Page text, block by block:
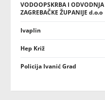
VODOOPSKRBA I ODVODNJA
ZAGREBAČKE ŽUPANIJE d.o.o
Ivaplin
Hep Križ
Policija Ivanić Grad